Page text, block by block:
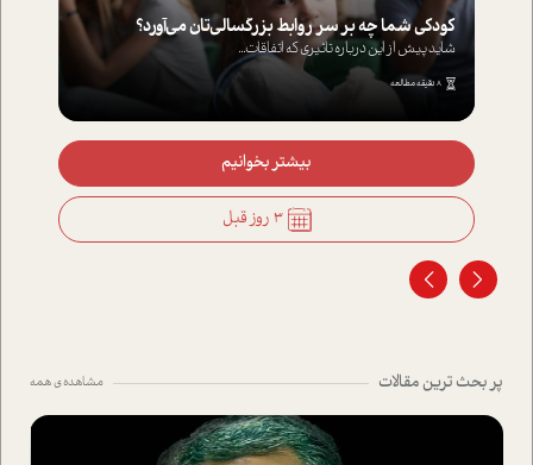
کودکی شما چه بر سر روابط بزرگسالی‌تان می‌آورد؟
شاید پیش از این درباره تاثیری که اتفاقات...
8 دقیقه مطالعه
بیشتر بخوانیم
3 روز قبل
پر بحث ترین مقالات مشاهده ی همه